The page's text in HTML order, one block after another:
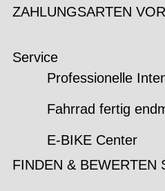
ZAHLUNGSARTEN
Service
Professionelle
Fahrrad fertig
E-BIKE Center
FINDEN & BEWERTEN